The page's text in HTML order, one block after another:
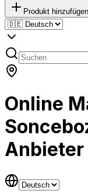
Produkt hinzufügen
Online